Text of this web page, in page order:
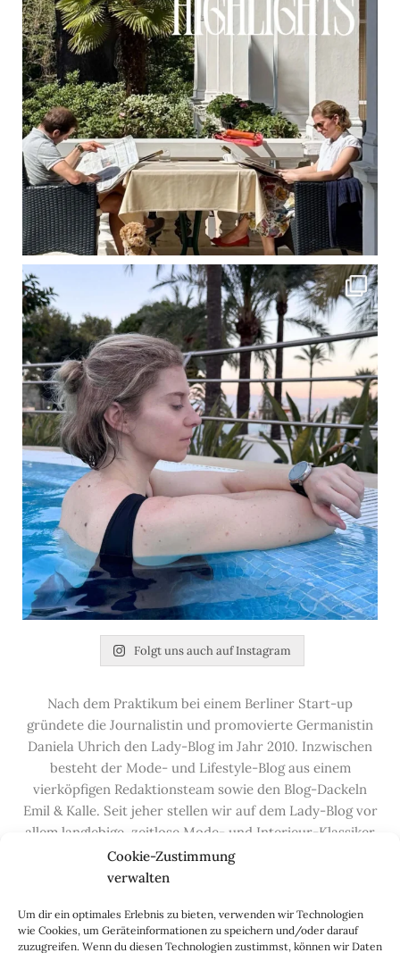
Cookie-Zustimmung
verwalten
Um dir ein optimales Erlebnis zu bieten, verwenden wir Technologien
wie Cookies, um Geräteinformationen zu speichern und/oder darauf
zuzugreifen. Wenn du diesen Technologien zustimmst, können wir Daten
Folgt uns auch auf Instagram
Nach dem Praktikum bei einem Berliner Start-up
gründete die Journalistin und promovierte Germanistin
Daniela Uhrich den Lady-Blog im Jahr 2010. Inzwischen
besteht der Mode- und Lifestyle-Blog aus einem
vierköpfigen Redaktionsteam sowie den Blog-Dackeln
Emil & Kalle. Seit jeher stellen wir auf dem Lady-Blog vor
allem langlebige, zeitlose Mode- und Interieur-Klassiker
vor, die hochwertig verarbeitet und unter guten
Bedingungen hergestellt wurden – gerne „Made in
Handwerksberufe und kleine feine Firmen, denen wir
hier auf dem Blog eine Präsentationsfläche bieten, sowie